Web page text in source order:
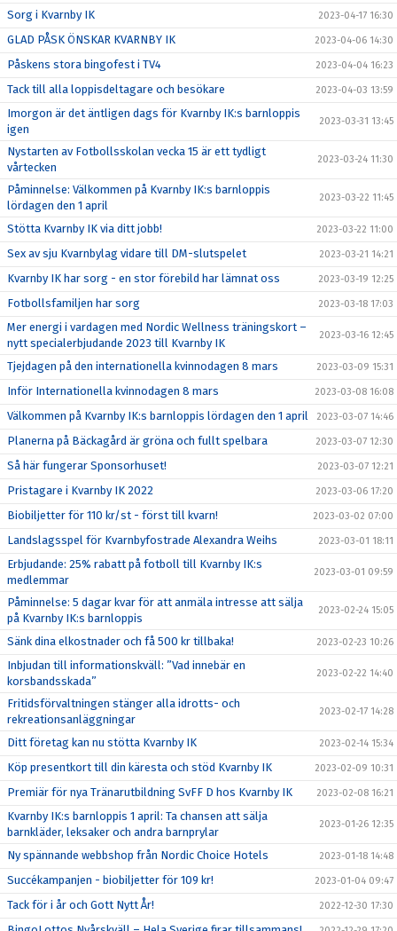
Sorg i Kvarnby IK 2023-04-17 16:30
GLAD PÅSK ÖNSKAR KVARNBY IK 2023-04-06 14:30
Påskens stora bingofest i TV4 2023-04-04 16:23
Tack till alla loppisdeltagare och besökare 2023-04-03 13:59
Imorgon är det äntligen dags för Kvarnby IK:s barnloppis
igen
2023-03-31 13:45
Nystarten av Fotbollsskolan vecka 15 är ett tydligt
vårtecken
2023-03-24 11:30
Påminnelse: Välkommen på Kvarnby IK:s barnloppis
lördagen den 1 april
2023-03-22 11:45
Stötta Kvarnby IK via ditt jobb! 2023-03-22 11:00
Sex av sju Kvarnbylag vidare till DM-slutspelet 2023-03-21 14:21
Kvarnby IK har sorg - en stor förebild har lämnat oss 2023-03-19 12:25
Fotbollsfamiljen har sorg 2023-03-18 17:03
Mer energi i vardagen med Nordic Wellness träningskort –
nytt specialerbjudande 2023 till Kvarnby IK
2023-03-16 12:45
Tjejdagen på den internationella kvinnodagen 8 mars 2023-03-09 15:31
Inför Internationella kvinnodagen 8 mars 2023-03-08 16:08
Välkommen på Kvarnby IK:s barnloppis lördagen den 1 april 2023-03-07 14:46
Planerna på Bäckagård är gröna och fullt spelbara 2023-03-07 12:30
Så här fungerar Sponsorhuset! 2023-03-07 12:21
Pristagare i Kvarnby IK 2022 2023-03-06 17:20
Biobiljetter för 110 kr/st - först till kvarn! 2023-03-02 07:00
Landslagsspel för Kvarnbyfostrade Alexandra Weihs 2023-03-01 18:11
Erbjudande: 25% rabatt på fotboll till Kvarnby IK:s
medlemmar
2023-03-01 09:59
Påminnelse: 5 dagar kvar för att anmäla intresse att sälja
på Kvarnby IK:s barnloppis
2023-02-24 15:05
Sänk dina elkostnader och få 500 kr tillbaka! 2023-02-23 10:26
Inbjudan till informationskväll: ”Vad innebär en
korsbandsskada”
2023-02-22 14:40
Fritidsförvaltningen stänger alla idrotts- och
rekreationsanläggningar
2023-02-17 14:28
Ditt företag kan nu stötta Kvarnby IK 2023-02-14 15:34
Köp presentkort till din käresta och stöd Kvarnby IK 2023-02-09 10:31
Premiär för nya Tränarutbildning SvFF D hos Kvarnby IK 2023-02-08 16:21
Kvarnby IK:s barnloppis 1 april: Ta chansen att sälja
barnkläder, leksaker och andra barnprylar
2023-01-26 12:35
Ny spännande webbshop från Nordic Choice Hotels 2023-01-18 14:48
Succékampanjen - biobiljetter för 109 kr! 2023-01-04 09:47
Tack för i år och Gott Nytt År! 2022-12-30 17:30